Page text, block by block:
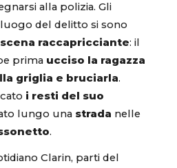
alla polizia. Gli
del delitto si sono
scena raccapricciante: il
prima ucciso la ragazza
griglia e bruciarla.
i resti del suo
lungo una strada nelle
.
Clarin, parti del